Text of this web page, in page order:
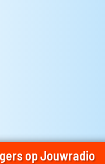
op Jouwradio